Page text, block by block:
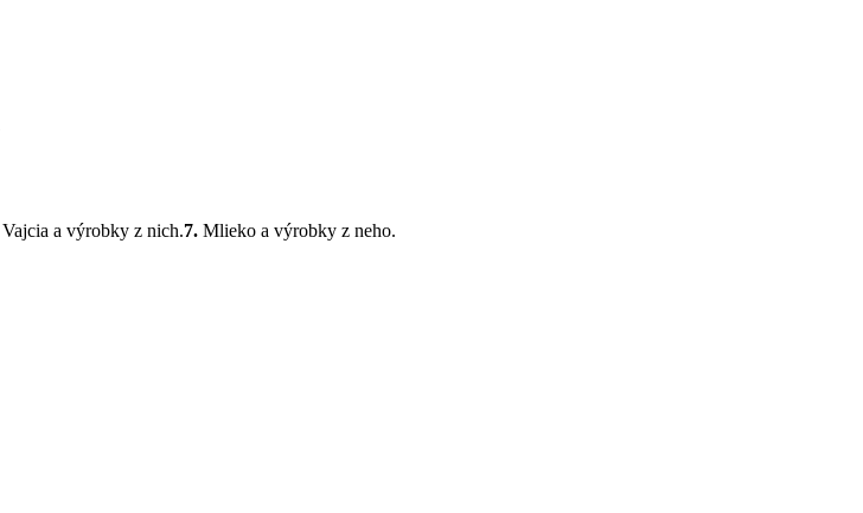
Vajcia a výrobky z nich.7. Mlieko a výrobky z neho.